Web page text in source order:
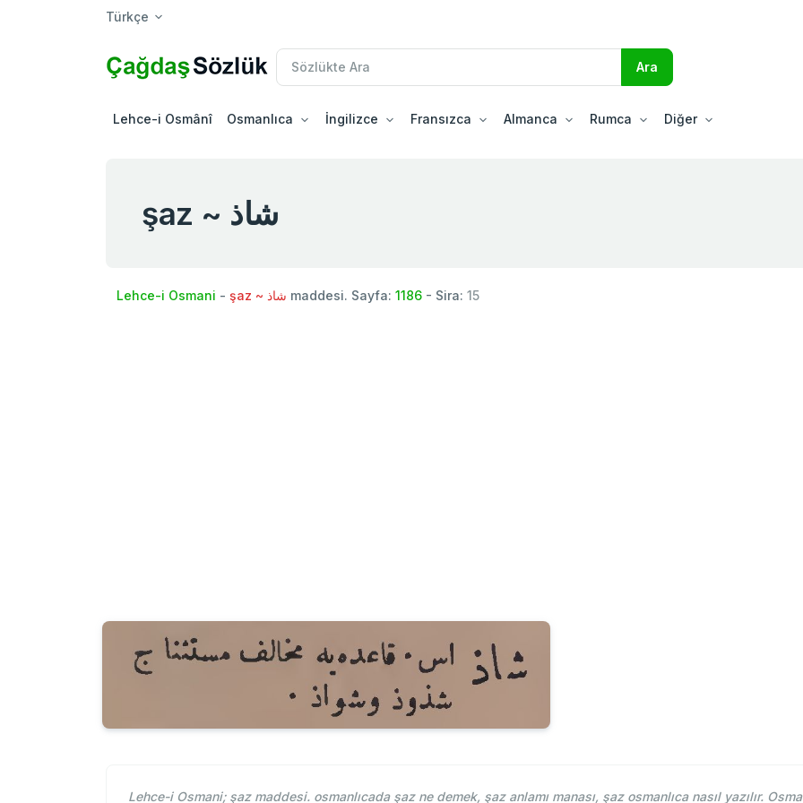
Türkçe
Lehce-i Osmânî Osmanlıca İngilizce Fransızca Almanca Rumca Diğer
şaz ~ شاذ
Lehce-i Osmani - şaz ~ شاذ maddesi. Sayfa: 1186 - Sira: 15
Lehce-i Osmani; şaz maddesi. osmanlıcada şaz ne demek, şaz anlamı manası, şaz osmanlıca nasıl yazılır.